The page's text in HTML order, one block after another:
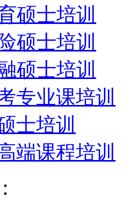
硕士培训
硕士培训
硕士培训
专业课培训
士培训
端课程培训